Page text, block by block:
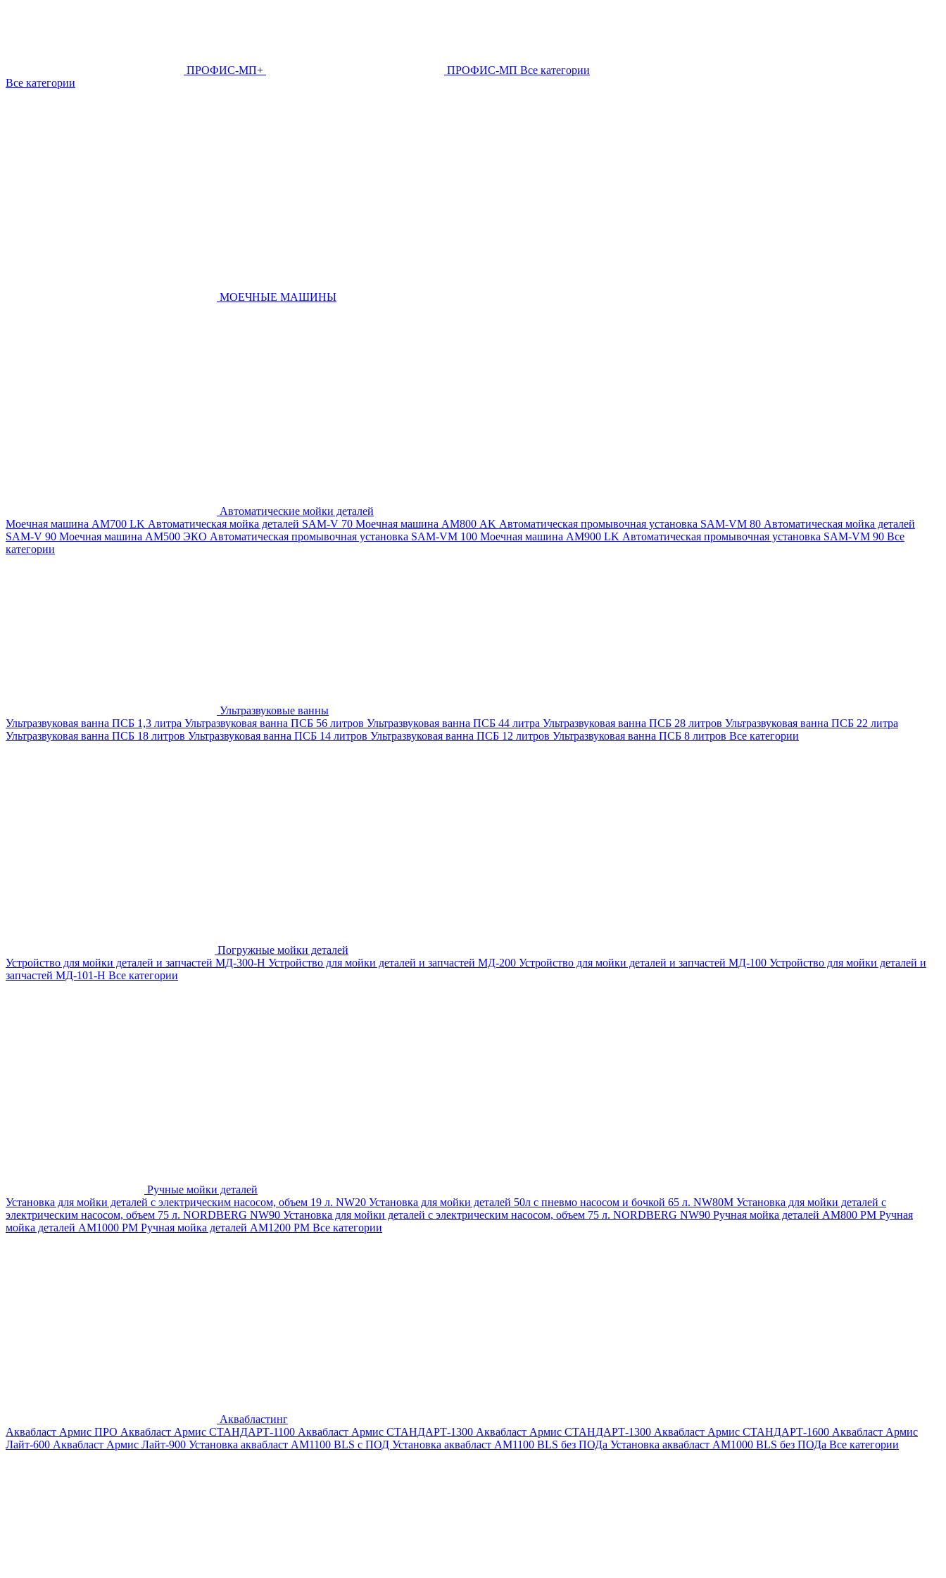
ПРОФИС-МП+ ПРОФИС-МП Все категории
Все категории
МОЕЧНЫЕ МАШИНЫ
Автоматические мойки деталей
Моечная машина AM700 LK Автоматическая мойка деталей SAM-V 70 Моечная машина АМ800 AK Автоматическая промывочная установка SAM-VM 80 Автоматическая мойка деталей
SAM-V 90 Моечная машина АМ500 ЭКО Автоматическая промывочная установка SAM-VM 100 Моечная машина AM900 LK Автоматическая промывочная установка SAM-VM 90 Все
категории
Ультразвуковые ванны
Ультразвуковая ванна ПСБ 1,3 литра Ультразвуковая ванна ПСБ 56 литров Ультразвуковая ванна ПСБ 44 литра Ультразвуковая ванна ПСБ 28 литров Ультразвуковая ванна ПСБ 22 литра
Ультразвуковая ванна ПСБ 18 литров Ультразвуковая ванна ПСБ 14 литров Ультразвуковая ванна ПСБ 12 литров Ультразвуковая ванна ПСБ 8 литров Все категории
Погружные мойки деталей
Устройство для мойки деталей и запчастей МД-300-H Устройство для мойки деталей и запчастей МД-200 Устройство для мойки деталей и запчастей МД-100 Устройство для мойки деталей и
запчастей МД-101-Н Все категории
Ручные мойки деталей
Установка для мойки деталей с электрическим насосом, объем 19 л. NW20 Установка для мойки деталей 50л с пневмо насосом и бочкой 65 л. NW80M Установка для мойки деталей с
электрическим насосом, объем 75 л. NORDBERG NW90 Установка для мойки деталей с электрическим насосом, объем 75 л. NORDBERG NW90 Ручная мойка деталей АМ800 РМ Ручная
мойка деталей АМ1000 РМ Ручная мойка деталей АМ1200 РМ Все категории
Аквабластинг
Аквабласт Армис ПРО Аквабласт Армис СТАНДАРТ-1100 Аквабласт Армис СТАНДАРТ-1300 Аквабласт Армис СТАНДАРТ-1300 Аквабласт Армис СТАНДАРТ-1600 Аквабласт Армис
Лайт-600 Аквабласт Армис Лайт-900 Установка аквабласт AM1100 BLS с ПОД Установка аквабласт AM1100 BLS без ПОДа Установка аквабласт AM1000 BLS без ПОДа Все категории